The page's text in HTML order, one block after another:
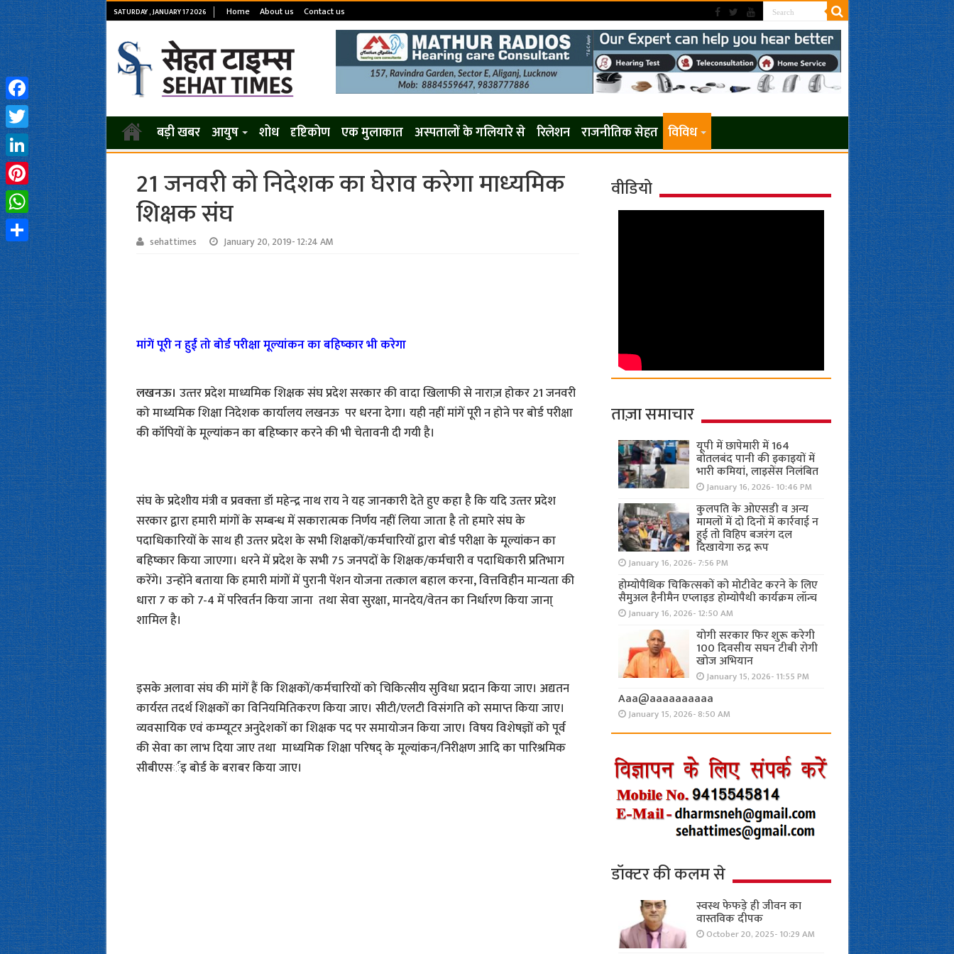
SATURDAY , JANUARY 17 2026 Home About us Contact us
बड़ी खबर आयुष शोध दृष्टिकोण एक मुलाकात अस्पतालों के गलियारे से रिलेशन राजनीतिक सेहत विविध
21 जनवरी को निदेशक का घेराव करेगा माध्‍यमिक
शिक्षक संघ
sehattimes January 20, 2019- 12:24 AM
मांगें पूरी न हुईं तो बोर्ड परीक्षा मूल्‍यांकन का बहिष्‍कार भी करेगा
लखनऊ। उत्‍तर प्रदेश माध्यमिक शिक्षक संघ प्रदेश सरकार की वादा खिलाफी से नाराज़ होकर 21 जनवरी
को माध्यमिक शिक्षा निदेशक कार्यालय लखनऊ पर धरना देगा। यही नहीं मांगें पूरी न होने पर बोर्ड परीक्षा
की कॉपियों के मूल्‍यांकन का बहिष्‍कार करने की भी चेतावनी दी गयी है।
संघ के प्रदेशीय मंत्री व प्रवक्‍ता डॉ महेन्‍द्र नाथ राय ने यह जानकारी देते हुए कहा है कि यदि उत्‍तर प्रदेश
सरकार द्वारा हमारी मांगों के सम्बन्ध में सकारात्मक निर्णय नहीं लिया जाता है तो हमारे संघ के
पदाधिकारियों के साथ ही उत्‍तर प्रदेश के सभी शिक्षकों/कर्मचारियों द्वारा बोर्ड परीक्षा के मूल्यांकन का
बहिष्कार किया जाएगा। धरने में प्रदेश के सभी 75 जनपदों के शिक्षक/कर्मचारी व पदाधिकारी प्रतिभाग
करेंगे। उन्‍होंने बताया कि हमारी मांगों में पुरानी पेंशन योजना तत्काल बहाल करना, वित्तविहीन मान्यता की
धारा 7 क को 7-4 में परिवर्तन किया जाना तथा सेवा सुरक्षा, मानदेय/वेतन का निर्धारण किया जाना्
शामिल है।
इसके अलावा संघ की मांगें हैं कि शिक्षकों/कर्मचारियों को चिकित्सीय सुविधा प्रदान किया जाए। अद्यतन
कार्यरत तदर्थ शिक्षकों का विनियमितिकरण किया जाए। सीटी/एलटी विसंगति को समाप्त किया जाए।
व्यवसायिक एवं कम्प्यूटर अनुदेशकों का शिक्षक पद पर समायोजन किया जाए। विषय विशेषज्ञों को पूर्व
की सेवा का लाभ दिया जाए तथा माध्यमिक शिक्षा परिषद् के मूल्यांकन/निरीक्षण आदि का पारिश्रमिक
सीबीएसर्इ बोर्ड के बराबर किया जाए।
वीडियो
ताज़ा समाचार
यूपी में छापेमारी में 164
बोतलबंद पानी की इकाइयों में
भारी कमियां, लाइसेंस निलंबित
January 16, 2026- 10:46 PM
कुलपति के ओएसडी व अन्य
मामलों में दो दिनों में कार्रवाई न
हुई तो विहिप बजरंग दल
दिखायेगा रुद्र रूप
January 16, 2026- 7:56 PM
होम्योपैथिक चिकित्सकों को मोटीवेट करने के लिए
सैमुअल हैनीमैन एप्लाइड होम्योपैथी कार्यक्रम लॉन्च
January 16, 2026- 12:50 AM
योगी सरकार फिर शुरू करेगी
100 दिवसीय सघन टीबी रोगी
खोज अभियान
January 15, 2026- 11:55 PM
Aaa@aaaaaaaaaa
January 15, 2026- 8:50 AM
डॉक्टर की कलम से
स्वस्थ फेफड़े ही जीवन का
वास्तविक दीपक
October 20, 2025- 10:29 AM
Facebook
Twitter
LinkedIn
Pinterest
WhatsApp
Share